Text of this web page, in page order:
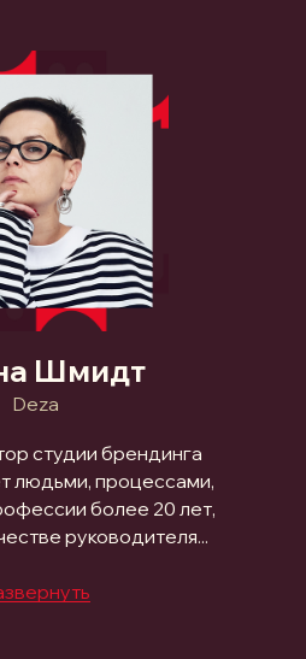
Шмидт
Deza
студии брендинга
людьми, процессами,
более 20 лет,
руководителя...